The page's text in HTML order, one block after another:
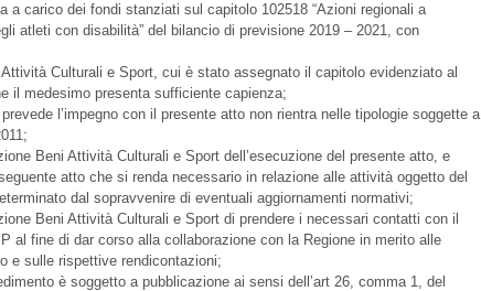
a carico dei fondi stanziati sul capitolo 102518 “Azioni regionali a
atleti con disabilità” del bilancio di previsione 2019 – 2021, con
Culturali e Sport, cui è stato assegnato il capitolo evidenziato al
il medesimo presenta sufficiente capienza;
l’impegno con il presente atto non rientra nelle tipologie soggette a
Beni Attività Culturali e Sport dell’esecuzione del presente atto, e
atto che si renda necessario in relazione alle attività oggetto del
dal sopravvenire di eventuali aggiornamenti normativi;
Beni Attività Culturali e Sport di prendere i necessari contatti con il
al fine di dar corso alla collaborazione con la Regione in merito alle
e sulle rispettive rendicontazioni;
è soggetto a pubblicazione ai sensi dell’art 26, comma 1, del